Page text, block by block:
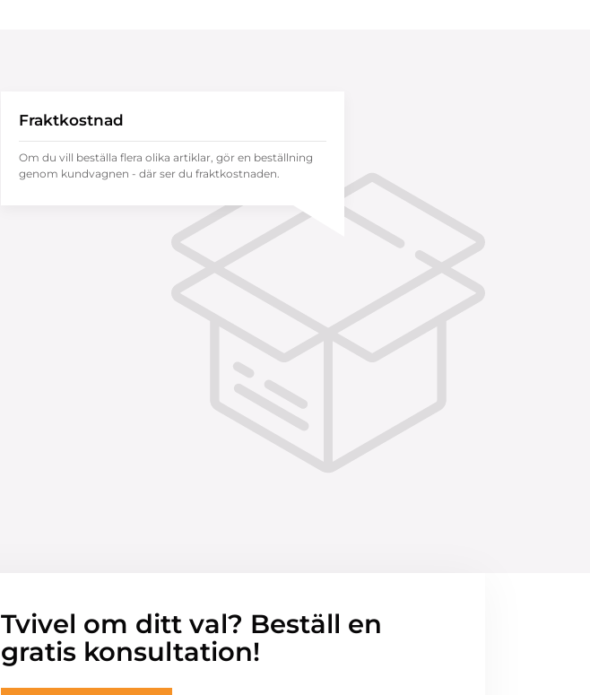
Fraktkostnad
Om du vill beställa flera olika artiklar, gör en beställning
genom kundvagnen - där ser du fraktkostnaden.
Tvivel om ditt val? Beställ en
gratis konsultation!